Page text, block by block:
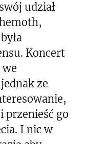
udział
Koncert
ze
przenieść go
I nic w